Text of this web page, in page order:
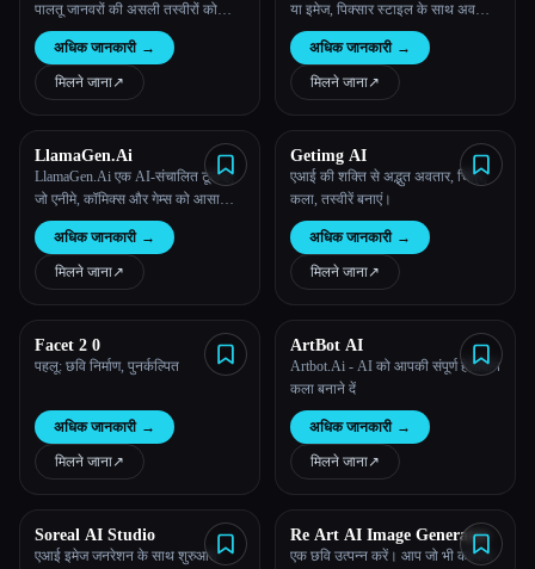
पालतू जानवरों की असली तस्वीरों को
जादुई दृश्यों में बदलें
अधिक जानकारी →
मिलने जाना↗︎
या इमेज, पिक्सार स्टाइल के साथ अवतार
के लिए एआई कार्टून जनरेशन बनाता है।
अधिक जानकारी →
मिलने जाना↗︎
LlamaGen.Ai
LlamaGen.Ai एक AI-संचालित टूल है,
जो एनीमे, कॉमिक्स और गेम्स को आसानी से
बनाने का काम करता है। यह आकर्षक
कॉमिक सीन, लुभावना कॉमिक्स बनाने के
लिए कई तरह की सुविधाएँ प्रदान करता
है।
अधिक जानकारी →
मिलने जाना↗︎
Getimg AI
एआई की शक्ति से अद्भुत अवतार, चित्र,
कला, तस्वीरें बनाएं।
अधिक जानकारी →
मिलने जाना↗︎
Facet 2 0
पहलू: छवि निर्माण, पुनर्कल्पित
अधिक जानकारी →
मिलने जाना↗︎
ArtBot AI
Artbot.Ai - AI को आपकी संपूर्ण हेलोवीन
कला बनाने दें
अधिक जानकारी →
मिलने जाना↗︎
Soreal AI Studio
एआई इमेज जनरेशन के साथ शुरुआत
Re Art AI Image Generator
एक छवि उत्पन्न करें। आप जो भी कल्पना